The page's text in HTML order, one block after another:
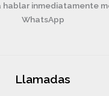
hablar inmediatamente
WhatsApp
Llamadas